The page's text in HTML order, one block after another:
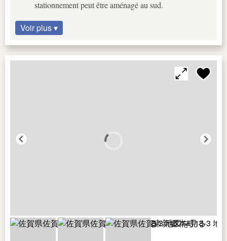
stationnement peut être aménagé au sud.
Voir plus ▾